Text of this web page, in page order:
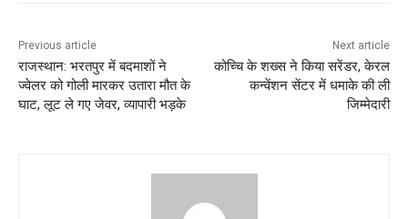
Previous article
राजस्थान: भरतपुर में बदमाशों ने
ज्वेलर को गोली मारकर उतारा मौत के
घाट, लूट ले गए जेवर, व्यापारी भड़के
Next article
कोच्चि के शख्स ने किया सरेंडर, केरल
कन्वेंशन सेंटर में धमाके की ली
जिम्मेदारी